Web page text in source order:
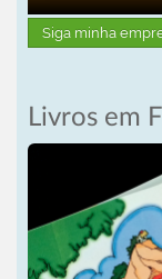
Siga minha
Livros em